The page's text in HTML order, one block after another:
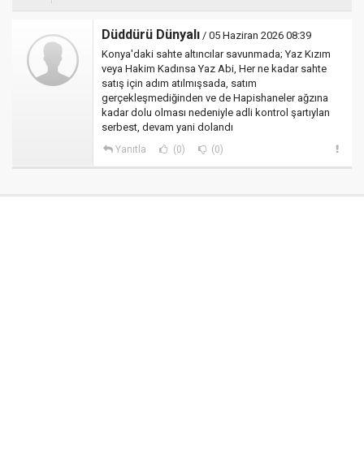
Düddürü Dünyalı / 05 Haziran 2026 08:39
Konya'daki sahte altıncılar savunmada; Yaz Kızım
veya Hakim Kadınsa Yaz Abi, Her ne kadar sahte
satış için adım atılmışsada, satım
gerçekleşmediğinden ve de Hapishaneler ağzına
kadar dolu olması nedeniyle adli kontrol şartıylan
serbest, devam yani dolandı
Yanıtla (0) (0)